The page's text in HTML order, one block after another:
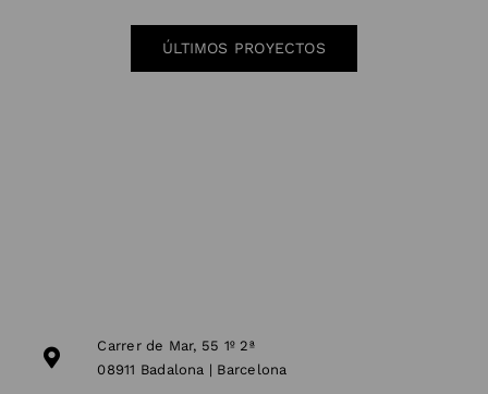
ÚLTIMOS PROYECTOS
Carrer de Mar, 55 1º 2ª
08911 Badalona | Barcelona